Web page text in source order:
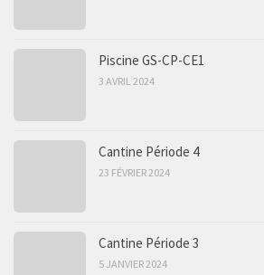
Piscine GS-CP-CE1
3 AVRIL 2024
Cantine Période 4
23 FÉVRIER 2024
Cantine Période 3
5 JANVIER 2024